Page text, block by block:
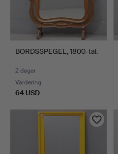
BORDSSPEGEL, 1800-tal.
2 dagar
Värdering
64 USD